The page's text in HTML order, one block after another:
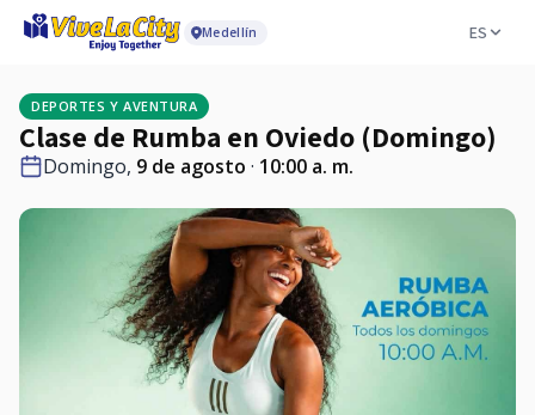
Medellín ES
DEPORTES Y AVENTURA
Clase de Rumba en Oviedo (Domingo)
Domingo, 9 de agosto · 10:00 a. m.